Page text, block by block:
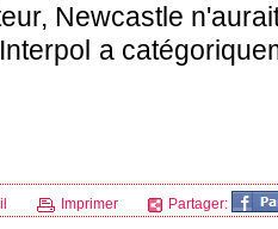
Newcastle
a
Imprimer Partager: